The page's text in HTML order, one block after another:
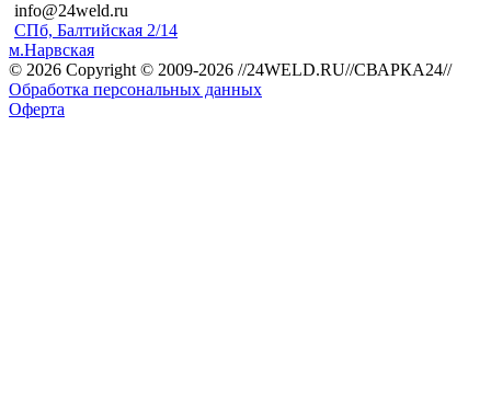
info@24weld.ru
СПб, Балтийская 2/14
м.Нарвская
© 2026 Copyright © 2009-2026 //24WELD.RU//СВАРКА24//
Обработка персональных данных
Оферта